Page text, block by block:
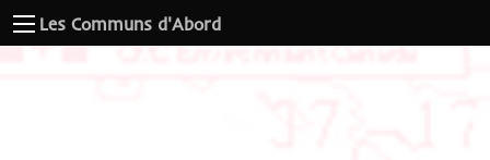
Les Communs d'Abord